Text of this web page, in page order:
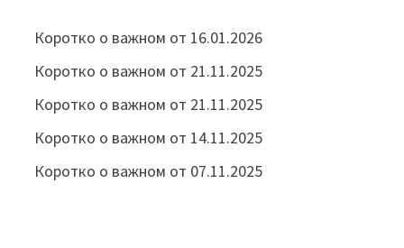
Коротко о важном от 16.01.2026
Коротко о важном от 21.11.2025
Коротко о важном от 21.11.2025
Коротко о важном от 14.11.2025
Коротко о важном от 07.11.2025